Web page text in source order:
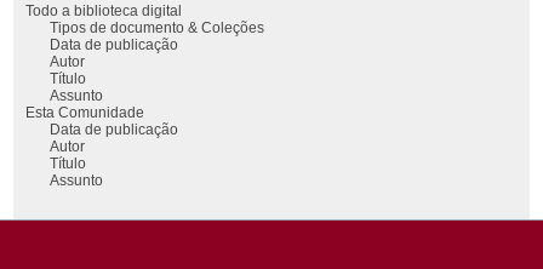
Todo a biblioteca digital
Tipos de documento & Coleções
Data de publicação
Autor
Título
Assunto
Esta Comunidade
Data de publicação
Autor
Título
Assunto